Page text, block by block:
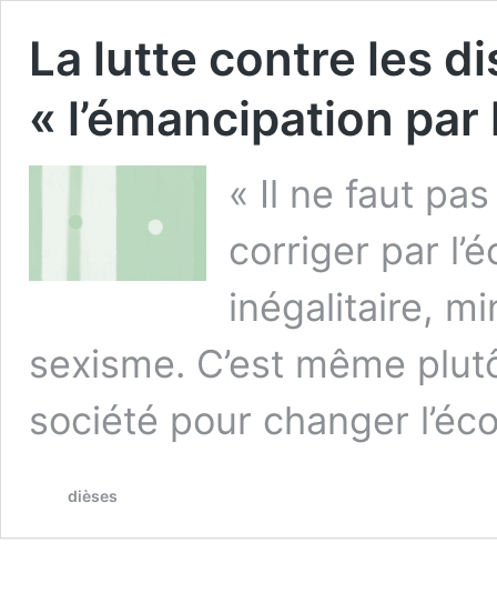
La lutte contre les
« l’émancipation
« Il ne faut
corriger par
inégalitaire,
sexisme. C’est même
société pour changer
dièses